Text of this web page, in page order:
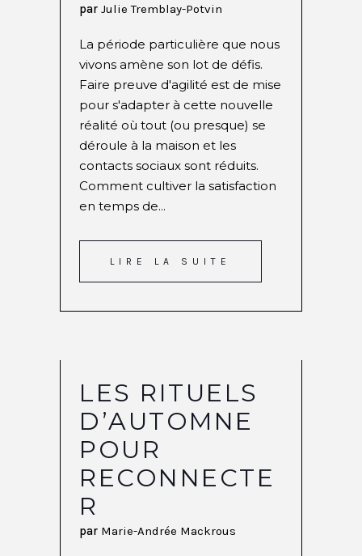
par Julie Tremblay-Potvin
La période particulière que nous
vivons amène son lot de défis.
Faire preuve d'agilité est de mise
pour s'adapter à cette nouvelle
réalité où tout (ou presque) se
déroule à la maison et les
contacts sociaux sont réduits.
Comment cultiver la satisfaction
en temps de...
LIRE LA SUITE
LES RITUELS
D’AUTOMNE
POUR
RECONNECTE
R
par Marie-Andrée Mackrous